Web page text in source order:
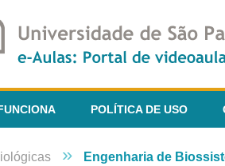
POLÍTICA DE USO
» Engenharia de